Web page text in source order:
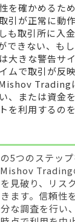
を確かめるた
引が正常に動
も取引所に入
できない、も
大きな警告サ
ムで取引が反
Trading
、または資金
を利用するの
5つのステッ
Mishov Trading
見破り、リス
ます。信頼性
な調査を行い